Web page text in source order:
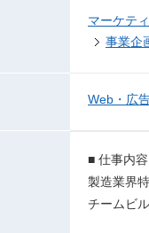
マーケテ
事業企
Web・広
■ 仕事内容
製造業界
チームビ